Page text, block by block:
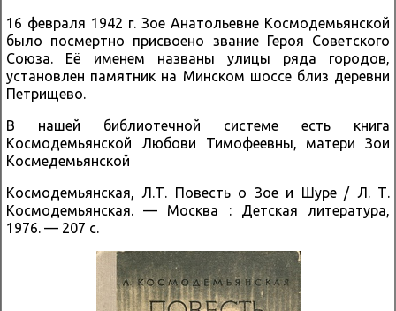
16 февраля 1942 г. Зое Анатольевне Космодемьянской
было посмертно присвоено звание Героя Советского
Союза. Её именем названы улицы ряда городов,
установлен памятник на Минском шоссе близ деревни
Петрищево.
В нашей библиотечной системе есть книга
Космодемьянской Любови Тимофеевны, матери Зои
Космедемьянской
Космодемьянская, Л.Т. Повесть о Зое и Шуре / Л. Т.
Космодемьянская. — Москва : Детская литература,
1976. — 207 с.